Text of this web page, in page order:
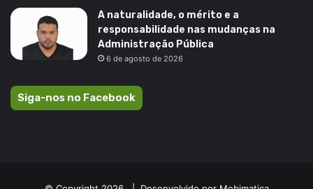
A naturalidade, o mérito e a
responsabilidade nas mudanças na
Administração Pública
6 de agosto de 2026
Siga-nos no Facebook